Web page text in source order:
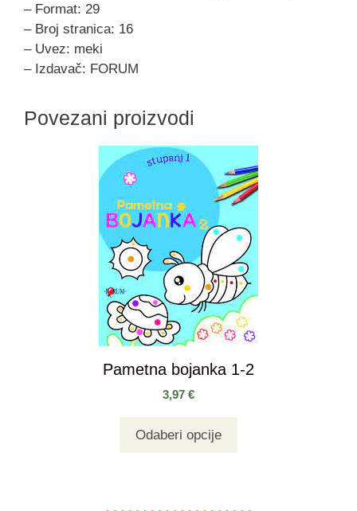
– Format: 29
– Broj stranica: 16
– Uvez: meki
– Izdavač: FORUM
Povezani proizvodi
Pametna bojanka 1-2
3,97 €
Odaberi opcije